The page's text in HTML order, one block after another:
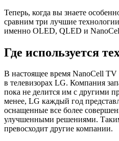
Теперь, когда вы знаете
сравним три лучшие
именно OLED, QLED и
Где используется
В настоящее время NanoCell TV
в телевизорах LG. Компания
пока не делится им с другими
менее, LG каждый год
оснащенные все более
улучшенными решениями.
превосходит другие компании.